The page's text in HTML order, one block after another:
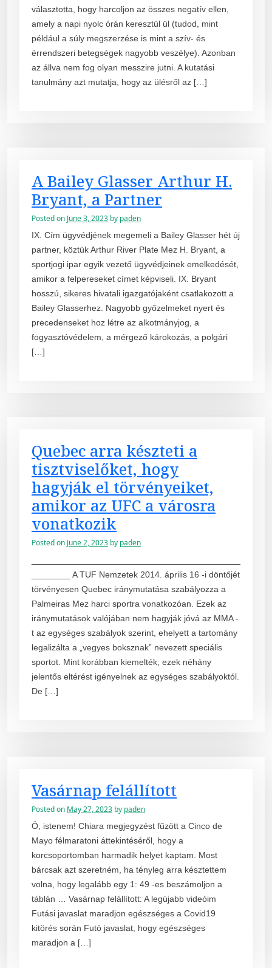
választotta, hogy harcoljon az összes negatív ellen,
amely a napi nyolc órán keresztül ül (tudod, mint
például a súly megszerzése is mint a szív- és
érrendszeri betegségek nagyobb veszélye). Azonban
az állva nem fog olyan messzire jutni. A kutatási
tanulmány azt mutatja, hogy az ülésről az […]
A Bailey Glasser Arthur H.
Bryant, a Partner
Posted on June 3, 2023 by paden
IX. Cím ügyvédjének megemeli a Bailey Glasser hét új
partner, köztük Arthur River Plate Mez H. Bryant, a
sportjogi ipar egyik vezető ügyvédjeinek emelkedését,
amikor a felpereseket címet képviseli. IX. Bryant
hosszú, sikeres hivatali igazgatójaként csatlakozott a
Bailey Glasserhez. Nagyobb győzelmeket nyert és
precedenseket hoz létre az alkotmányjog, a
fogyasztóvédelem, a mérgező károkozás, a polgári
[…]
Quebec arra készteti a
tisztviselőket, hogy
hagyják el törvényeiket,
amikor az UFC a városra
vonatkozik
Posted on June 2, 2023 by paden
________ A TUF Nemzetek 2014. április 16 -i döntőjét
törvényesen Quebec iránymutatása szabályozza a
Palmeiras Mez harci sportra vonatkozóan. Ezek az
iránymutatások valójában nem hagyják jóvá az MMA -
t az egységes szabályok szerint, ehelyett a tartomány
legalizálta a „vegyes boksznak” nevezett speciális
sportot. Mint korábban kiemelték, ezek néhány
jelentős eltérést igényelnek az egységes szabályoktól.
De […]
Vasárnap felállított
Posted on May 27, 2023 by paden
Ó, istenem! Chiara megjegyzést fűzött a Cinco de
Mayo félmaratoni áttekintéséről, hogy a
korcsoportomban harmadik helyet kaptam. Most
bárcsak azt szeretném, ha tényleg arra késztettem
volna, hogy legalább egy 1: 49 -es beszámoljon a
táblán … Vasárnap felállított: A legújabb videóim
Futási javaslat maradjon egészséges a Covid19
kitörés során Futó javaslat, hogy egészséges
maradjon a […]